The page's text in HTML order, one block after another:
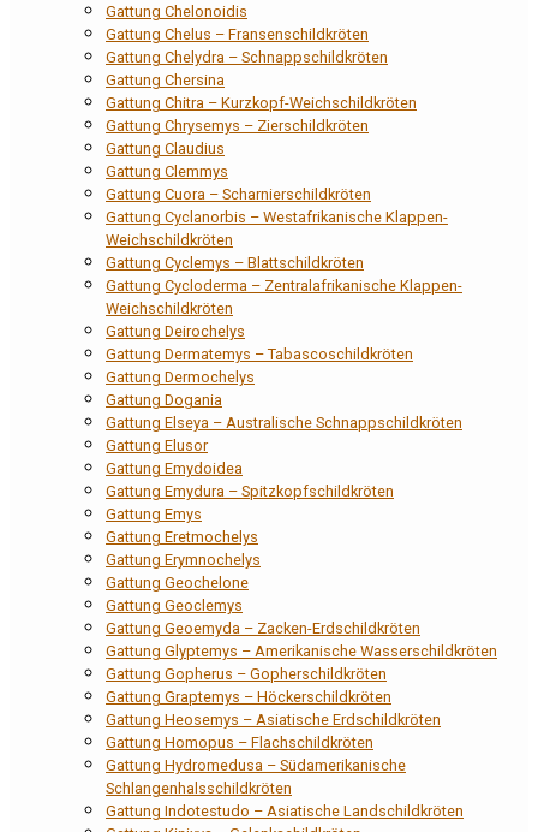
Gattung Chelonoidis
Gattung Chelus – Fransenschildkröten
Gattung Chelydra – Schnappschildkröten
Gattung Chersina
Gattung Chitra – Kurzkopf-Weichschildkröten
Gattung Chrysemys – Zierschildkröten
Gattung Claudius
Gattung Clemmys
Gattung Cuora – Scharnierschildkröten
Gattung Cyclanorbis – Westafrikanische Klappen-
Weichschildkröten
Gattung Cyclemys – Blattschildkröten
Gattung Cycloderma – Zentralafrikanische Klappen-
Weichschildkröten
Gattung Deirochelys
Gattung Dermatemys – Tabascoschildkröten
Gattung Dermochelys
Gattung Dogania
Gattung Elseya – Australische Schnappschildkröten
Gattung Elusor
Gattung Emydoidea
Gattung Emydura – Spitzkopfschildkröten
Gattung Emys
Gattung Eretmochelys
Gattung Erymnochelys
Gattung Geochelone
Gattung Geoclemys
Gattung Geoemyda – Zacken-Erdschildkröten
Gattung Glyptemys – Amerikanische Wasserschildkröten
Gattung Gopherus – Gopherschildkröten
Gattung Graptemys – Höckerschildkröten
Gattung Heosemys – Asiatische Erdschildkröten
Gattung Homopus – Flachschildkröten
Gattung Hydromedusa – Südamerikanische
Schlangenhalsschildkröten
Gattung Indotestudo – Asiatische Landschildkröten